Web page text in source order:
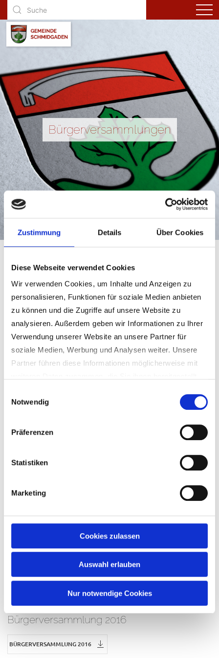
Zustimmung Details Über Cookies
Diese Webseite verwendet Cookies
Wir verwenden Cookies, um Inhalte und Anzeigen zu
personalisieren, Funktionen für soziale Medien anbieten
zu können und die Zugriffe auf unsere Website zu
analysieren. Außerdem geben wir Informationen zu Ihrer
Verwendung unserer Website an unsere Partner für
soziale Medien, Werbung und Analysen weiter. Unsere
Partner führen diese Informationen möglicherweise mit
gesammelt haben.
Datenschutzhinweisen
Notwendig
Präferenzen
Statistiken
Marketing
Cookies zulassen
Auswahl erlauben
Nur notwendige Cookies
Bürgerversammlungen
Politik und Ortsrecht
Bürgerversammlungen
Bürgerversammlung 2025
BÜRGERVERSAMMLUNG 2025.PDF
Bürgerversammlung 2024
Bürgerversammlung 2017
BÜRGERVERSAMMLUNG 2017
Bürgerversammlung 2016
BÜRGERVERSAMMLUNG 2016